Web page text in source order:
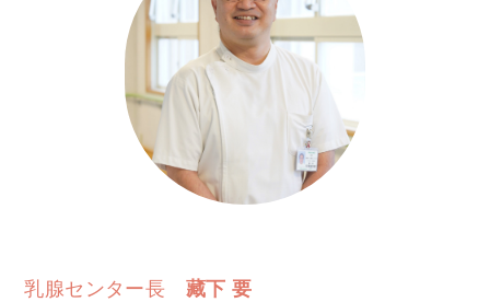
乳腺センター長 藏下 要